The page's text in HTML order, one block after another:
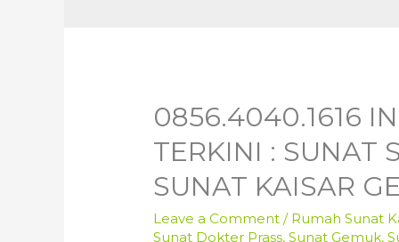
0856.4040.1616
TERKINI : SUNAT
SUNAT KAISAR
Leave a Comment / Rumah Sunat
Sunat Dokter Prass,Sunat Gemuk,